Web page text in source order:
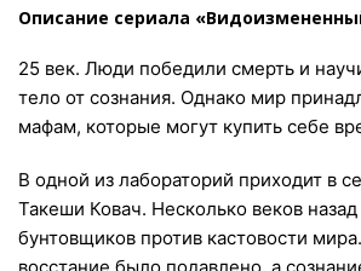
Описание сериала
25 век. Люди победили смерть и
тело от сознания. Однако мир
мафам, которые могут купить себе
В одной из лабораторий приходит в
Такеши Ковач. Несколько веков
бунтовщиков против кастовости
восстание было подавлено, а